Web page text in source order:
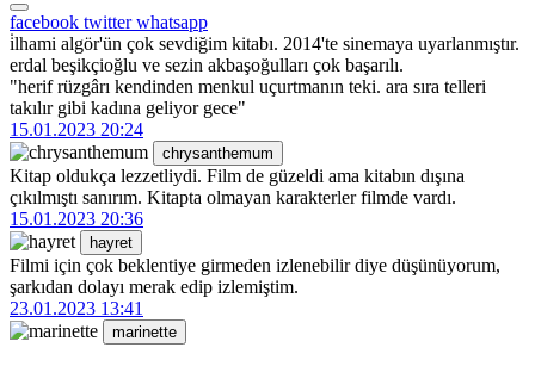
facebook twitterwhatsapp
i̇lhami algör'ün çok sevdiğim kitabı. 2014'te sinemaya uyarlanmıştır.
erdal beşikçioğlu ve sezin akbaşoğulları çok başarılı.
"herif rüzgârı kendinden menkul uçurtmanın teki. ara sıra telleri
takılır gibi kadına geliyor gece"
15.01.2023 20:24
chrysanthemum
Kitap oldukça lezzetliydi. Film de güzeldi ama kitabın dışına
çıkılmıştı sanırım. Kitapta olmayan karakterler filmde vardı.
15.01.2023 20:36
hayret
Filmi için çok beklentiye girmeden izlenebilir diye düşünüyorum,
şarkıdan dolayı merak edip izlemiştim.
23.01.2023 13:41
marinette